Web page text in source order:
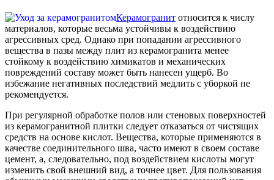
Керамогранит относится к числу
материалов, которые весьма устойчивы к воздействию
агрессивных сред. Однако при попадании агрессивного
вещества в пазы между плит из керамогранита менее
стойкому к воздействию химикатов и механических
повреждений составу может быть нанесен ущерб. Во
избежание негативных последствий медлить с уборкой не
рекомендуется.
При регулярной обработке полов или стеновых поверхностей
из керамогранитной плитки следует отказаться от чистящих
средств на основе кислот. Вещества, которые применяются в
качестве соединительного шва, часто имеют в своем составе
цемент, а, следовательно, под воздействием кислоты могут
изменить свой внешний вид, а точнее цвет. Для пользования